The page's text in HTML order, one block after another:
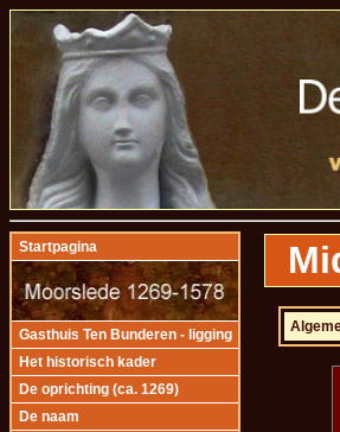
Startpagina
Gasthuis Ten Bunderen - ligging
Het historisch kader
De oprichting (ca. 1269)
De naam